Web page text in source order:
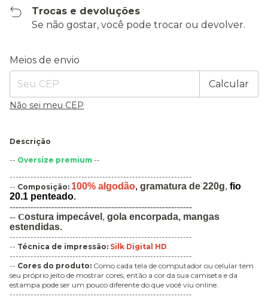
Trocas e devoluções
Se não gostar, você pode trocar ou devolver.
Entregas para o CEP:
Meios de envio
Calcular
Não sei meu CEP
Descrição
-- Oversize premium --
-------------------------------------------------------------
-- Composição: 100% algodão, gramatura de 220g, fio
20.1 penteado.
-------------------------------------------------------------
-- Costura impecável , gola encorpada, mangas
estendidas.
-------------------------------------------------------------
-- Técnica de impressão: Silk Digital HD.
-------------------------------------------------------------
-- Cores do produto: Como cada tela de computador ou celular tem
seu próprio jeito de mostrar cores, então a cor da sua camiseta e da
estampa pode ser um pouco diferente do que você viu online.
-------------------------------------------------------------